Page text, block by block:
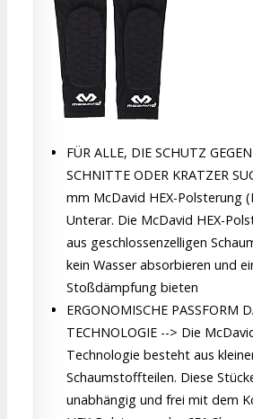
FÜR ALLE, DIE SCHUTZ
SCHNITTE ODER KRATZER
mm McDavid HEX-Polsterung
Unterar. Die McDavid HEX-
aus geschlossenzelligen
kein Wasser absorbieren und
Stoßdämpfung bieten
ERGONOMISCHE PASSFORM
TECHNOLOGIE --> Die
Technologie besteht aus
Schaumstoffteilen. Diese
unabhängig und frei mit dem